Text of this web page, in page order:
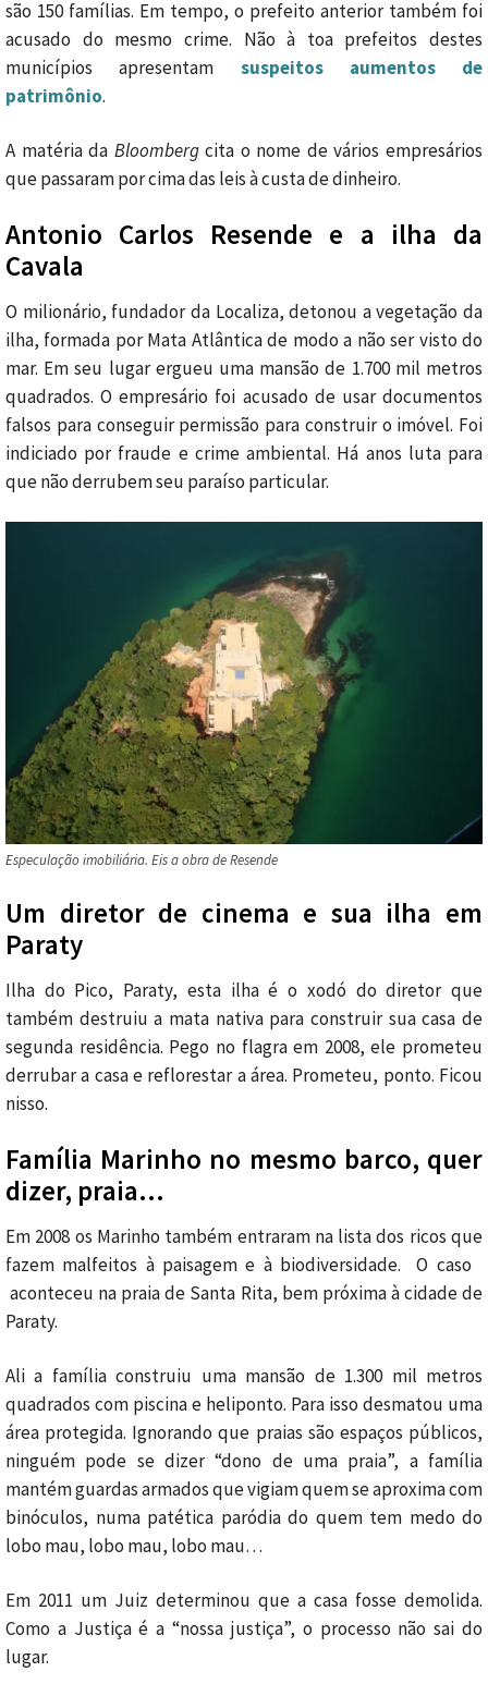
são 150 famílias. Em tempo, o prefeito anterior também foi
acusado do mesmo crime. Não à toa prefeitos destes
municípios apresentam suspeitos aumentos de
patrimônio.
A matéria da Bloombergcita o nome de vários empresários
que passaram por cima das leis à custa de dinheiro.
Antonio Carlos Resende e a ilha da
Cavala
O milionário, fundador da Localiza, detonou a vegetação da
ilha, formada por Mata Atlântica de modo a não ser visto do
mar. Em seu lugar ergueu uma mansão de 1.700 mil metros
quadrados. O empresário foi acusado de usar documentos
falsos para conseguir permissão para construir o imóvel. Foi
indiciado por fraude e crime ambiental. Há anos luta para
que não derrubem seu paraíso particular.
Especulação imobiliária. Eis a obra de Resende
Um diretor de cinema e sua ilha em
Paraty
Ilha do Pico, Paraty, esta ilha é o xodó do diretor que
também destruiu a mata nativa para construir sua casa de
segunda residência. Pego no flagra em 2008, ele prometeu
derrubar a casa e reflorestar a área. Prometeu, ponto. Ficou
nisso.
Família Marinho no mesmo barco, quer
dizer, praia…
Em 2008 os Marinho também entraram na lista dos ricos que
fazem malfeitos à paisagem e à biodiversidade. O caso
aconteceu na praia de Santa Rita, bem próxima à cidade de
Paraty.
Ali a família construiu uma mansão de 1.300 mil metros
quadrados com piscina e heliponto. Para isso desmatou uma
área protegida. Ignorando que praias são espaços públicos,
ninguém pode se dizer “dono de uma praia”, a família
mantém guardas armados que vigiam quem se aproxima com
binóculos, numa patética paródia do quem tem medo do
lobo mau, lobo mau, lobo mau…
Em 2011 um Juiz determinou que a casa fosse demolida.
Como a Justiça é a “nossa justiça”, o processo não sai do
lugar.